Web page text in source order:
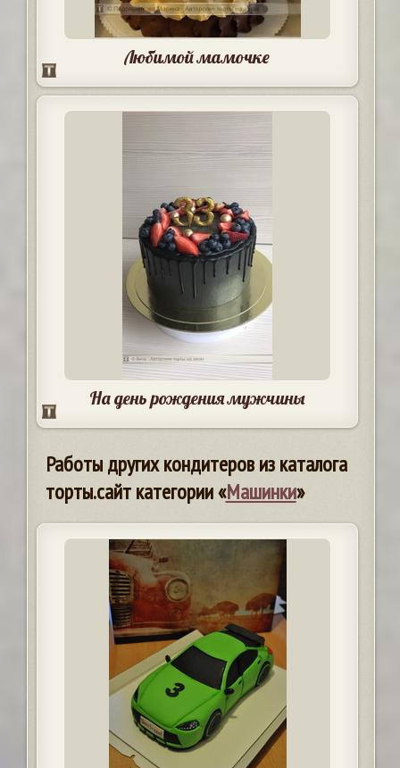
Любимой мамочке
На день рождения мужчины
Работы других кондитеров из каталога
торты.сайт категории «Машинки»